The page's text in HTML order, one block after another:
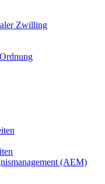
Zwilling
(AEM)